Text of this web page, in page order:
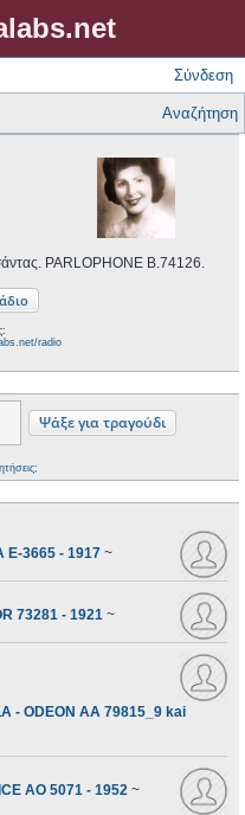
Σύνδεση
Αναζήτηση
PARLOPHONE B.74126.
radio
3665 - 1917 ~
73281 - 1921 ~
ODEON AA 79815_9 kai
AO 5071 - 1952 ~